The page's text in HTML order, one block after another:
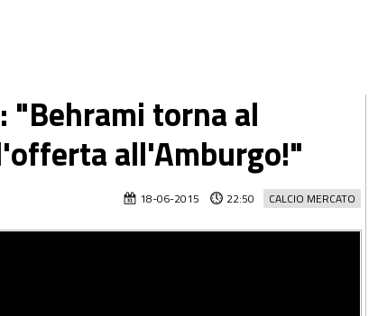
"Behrami torna al
all'Amburgo!"
CALCIO MERCATO
18-06-2015 22:50